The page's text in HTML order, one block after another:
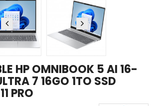
HP OMNIBOOK 5 AI 16-
7 16GO 1TO SSD
PRO